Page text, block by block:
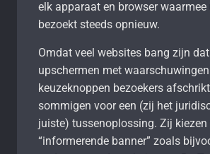
elk apparaat en browser waarmee
bezoekt steeds opnieuw.
Omdat veel websites bang zijn
upschermen met
keuzeknoppen bezoekers
sommigen voor een (zij het
juiste) tussenoplossing. Zij kiezen
“informerende banner” zoals